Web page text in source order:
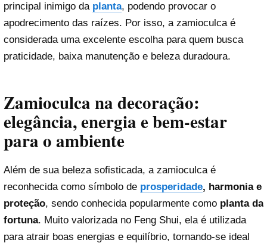
principal inimigo da planta, podendo provocar o
apodrecimento das raízes. Por isso, a zamioculca é
considerada uma excelente escolha para quem busca
praticidade, baixa manutenção e beleza duradoura.
Zamioculca na decoração:
elegância, energia e bem-estar
para o ambiente
Além de sua beleza sofisticada, a zamioculca é
reconhecida como símbolo de prosperidade, harmonia e
proteção, sendo conhecida popularmente como planta da
fortuna. Muito valorizada no Feng Shui, ela é utilizada
para atrair boas energias e equilíbrio, tornando-se ideal